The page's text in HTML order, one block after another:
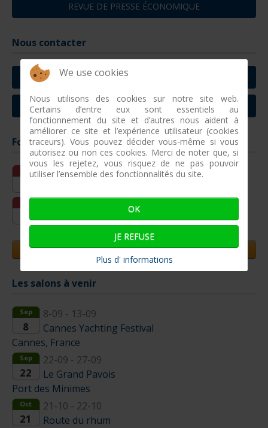
REVUE DE PRESSE ÉCONOMIQUE
Nous contacter
CONTACTER CONCARNEAU
CONTACTER VILLEFRANCHE SUR MER
Formations entreprises à venir
Oct
12-10 - 15-10
16
Fév
Réparations pneumatiques complexes
JOURNEES PORTES OUVERTES
Les salons à venir
8
Sep
8-09 - 13-09
Cannes Yachting Festival
Cannes, France
22
Sep
22-09 - 27-09
Le Grand Pavois
Port des Minimes
21
Oct
21-10 - 22-10
Route du rhum
We use cookies
Nous utilisons des cookies sur notre site web.
Certains d’entre eux sont essentiels au
fonctionnement du site et d’autres nous aident à
améliorer ce site et l’expérience utilisateur (cookies
traceurs). Vous pouvez décider vous-même si vous
autorisez ou non ces cookies. Merci de noter que, si
vous les rejetez, vous risquez de ne pas pouvoir
utiliser l’ensemble des fonctionnalités du site.
OK
JE REFUSE
Plus d' informations